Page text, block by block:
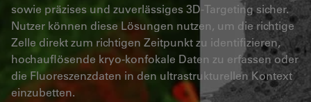
sowie präzises und zuverlässiges 3D-Targeting sicher.
Nutzer können diese Lösungen nutzen, um die richtige
Zelle direkt zum richtigen Zeitpunkt zu identifizieren,
hochauflösende kryo-konfokale Daten zu erfassen oder
die Fluoreszenzdaten in den ultrastrukturellen Kontext
einzubetten.